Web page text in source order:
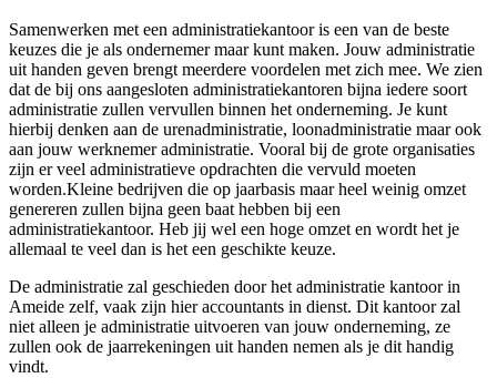
Samenwerken met een administratiekantoor is een van de beste
keuzes die je als ondernemer maar kunt maken. Jouw administratie
uit handen geven brengt meerdere voordelen met zich mee. We zien
dat de bij ons aangesloten administratiekantoren bijna iedere soort
administratie zullen vervullen binnen het onderneming. Je kunt
hierbij denken aan de urenadministratie, loonadministratie maar ook
aan jouw werknemer administratie. Vooral bij de grote organisaties
zijn er veel administratieve opdrachten die vervuld moeten
worden.Kleine bedrijven die op jaarbasis maar heel weinig omzet
genereren zullen bijna geen baat hebben bij een
administratiekantoor. Heb jij wel een hoge omzet en wordt het je
allemaal te veel dan is het een geschikte keuze.
De administratie zal geschieden door het administratie kantoor in
Ameide zelf, vaak zijn hier accountants in dienst. Dit kantoor zal
niet alleen je administratie uitvoeren van jouw onderneming, ze
zullen ook de jaarrekeningen uit handen nemen als je dit handig
vindt.